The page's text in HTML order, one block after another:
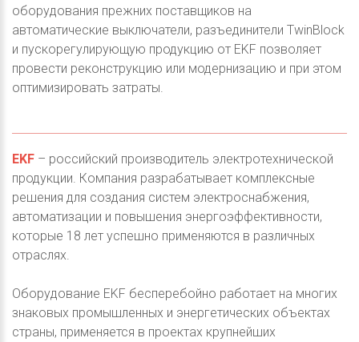
оборудования прежних поставщиков на
автоматические выключатели, разъединители TwinBlock
и пускорегулирующую продукцию от EKF позволяет
провести реконструкцию или модернизацию и при этом
оптимизировать затраты.
EKF – российский производитель электротехнической
продукции. Компания разрабатывает комплексные
решения для создания систем электроснабжения,
автоматизации и повышения энергоэффективности,
которые 18 лет успешно применяются в различных
отраслях.
Оборудование EKF бесперебойно работает на многих
знаковых промышленных и энергетических объектах
страны, применяется в проектах крупнейших